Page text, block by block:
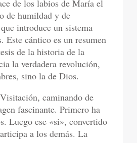
de los labios de María el
de humildad y de
introduce un sistema
Este cántico es un resumen
de la historia de la
la verdadera revolución,
sino la de Dios.
caminando de
fascinante. Primero ha
Luego ese «si», convertido
a los demás. La